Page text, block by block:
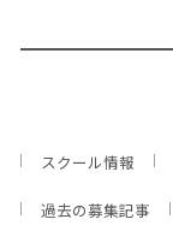
スクール情報
過去の募集記事